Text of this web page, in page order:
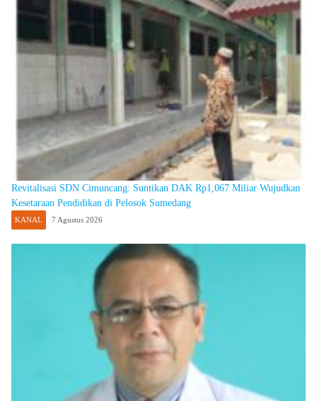
Revitalisasi SDN Cimuncang: Suntikan DAK Rp1,067 Miliar Wujudkan
Kesetaraan Pendidikan di Pelosok Sumedang
KANAL 7 Agustus 2026